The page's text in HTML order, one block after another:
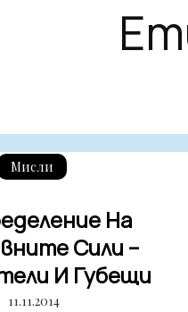
Мисли
На
Сили –
И Губещи
11.11.2014